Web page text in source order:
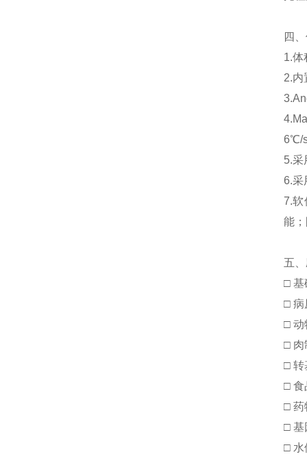
四
1.体
2.内
6℃/
5.采
6.采
7.软
能
五
□ 基
□ 病
□ 动
□ 肉
□ 转
□ 食
□ 药
□ 基
□ 水